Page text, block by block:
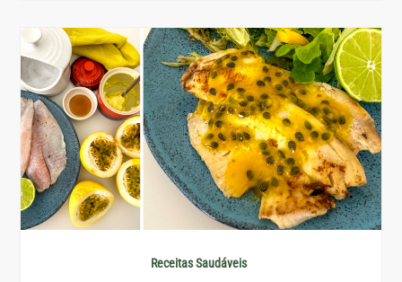
Receitas Saudáveis